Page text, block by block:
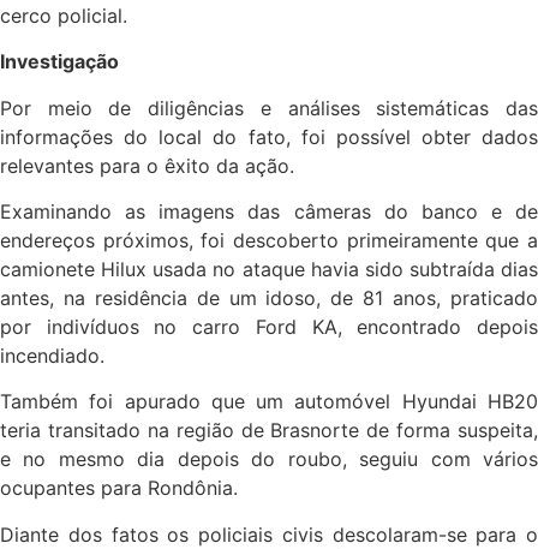
cerco policial.
Investigação
Por meio de diligências e análises sistemáticas das
informações do local do fato, foi possível obter dados
relevantes para o êxito da ação.
Examinando as imagens das câmeras do banco e de
endereços próximos, foi descoberto primeiramente que a
camionete Hilux usada no ataque havia sido subtraída dias
antes, na residência de um idoso, de 81 anos, praticado
por indivíduos no carro Ford KA, encontrado depois
incendiado.
Também foi apurado que um automóvel Hyundai HB20
teria transitado na região de Brasnorte de forma suspeita,
e no mesmo dia depois do roubo, seguiu com vários
ocupantes para Rondônia.
Diante dos fatos os policiais civis descolaram-se para o